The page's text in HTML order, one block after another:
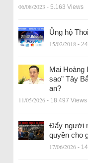
06/08/2023 - 5.163 Views
Ủng hộ
15/02/2018 -
Mai Hoàng
sao” Tây
an?
11/05/2026 - 18.497 Views
Đẩy người
quyền cho
17/06/2026 -